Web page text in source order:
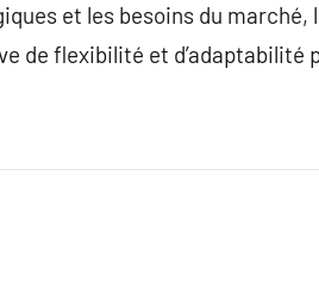
et les besoins du
de flexibilité et d’adaptabilité